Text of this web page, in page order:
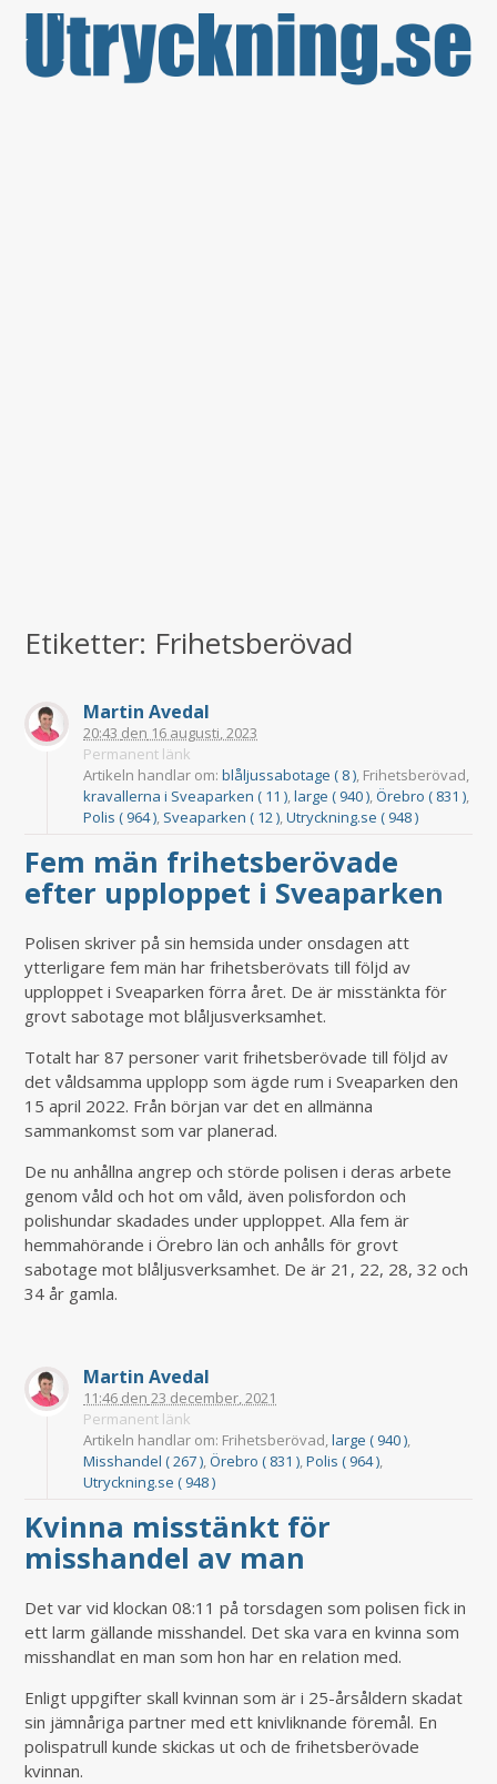
Etiketter: Frihetsberövad
Martin Avedal
20:43 den 16 augusti, 2023
Permanent länk
Artikeln handlar om:blåljussabotage ( 8 ), Frihetsberövad,
kravallerna i Sveaparken ( 11 ),large ( 940 ),Örebro ( 831 ),
Polis ( 964 ), Sveaparken ( 12 ),Utryckning.se ( 948 )
Fem män frihetsberövade
efter upploppet i Sveaparken
Polisen skriver på sin hemsida under onsdagen att
ytterligare fem män har frihetsberövats till följd av
upploppet i Sveaparken förra året. De är misstänkta för
grovt sabotage mot blåljusverksamhet.
Totalt har 87 personer varit frihetsberövade till följd av
det våldsamma upplopp som ägde rum i Sveaparken den
15 april 2022. Från början var det en allmänna
sammankomst som var planerad.
De nu anhållna angrep och störde polisen i deras arbete
genom våld och hot om våld, även polisfordon och
polishundar skadades under upploppet. Alla fem är
hemmahörande i Örebro län och anhålls för grovt
sabotage mot blåljusverksamhet. De är 21, 22, 28, 32 och
34 år gamla.
Martin Avedal
11:46 den 23 december, 2021
Permanent länk
Artikeln handlar om: Frihetsberövad,large ( 940 ),
Misshandel ( 267 ),Örebro ( 831 ),Polis ( 964 ),
Utryckning.se ( 948 )
Kvinna misstänkt för
misshandel av man
Det var vid klockan 08:11 på torsdagen som polisen fick in
ett larm gällande misshandel. Det ska vara en kvinna som
misshandlat en man som hon har en relation med.
Enligt uppgifter skall kvinnan som är i 25-årsåldern skadat
sin jämnåriga partner med ett knivliknande föremål. En
polispatrull kunde skickas ut och de frihetsberövade
kvinnan.